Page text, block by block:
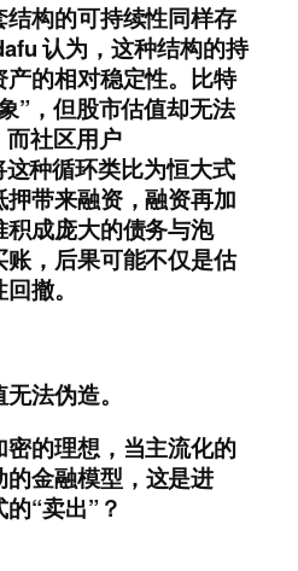
构的可持续性同样存
认为，这种结构的持
的相对稳定性。比特
”，但股市估值却无法
而社区用户
种循环类比为恒大式
带来融资，融资再加
成庞大的债务与泡
，后果可能不仅是估
撤。
法伪造。
的理想，当主流化的
金融模型 ， 这是进
的“卖出”？